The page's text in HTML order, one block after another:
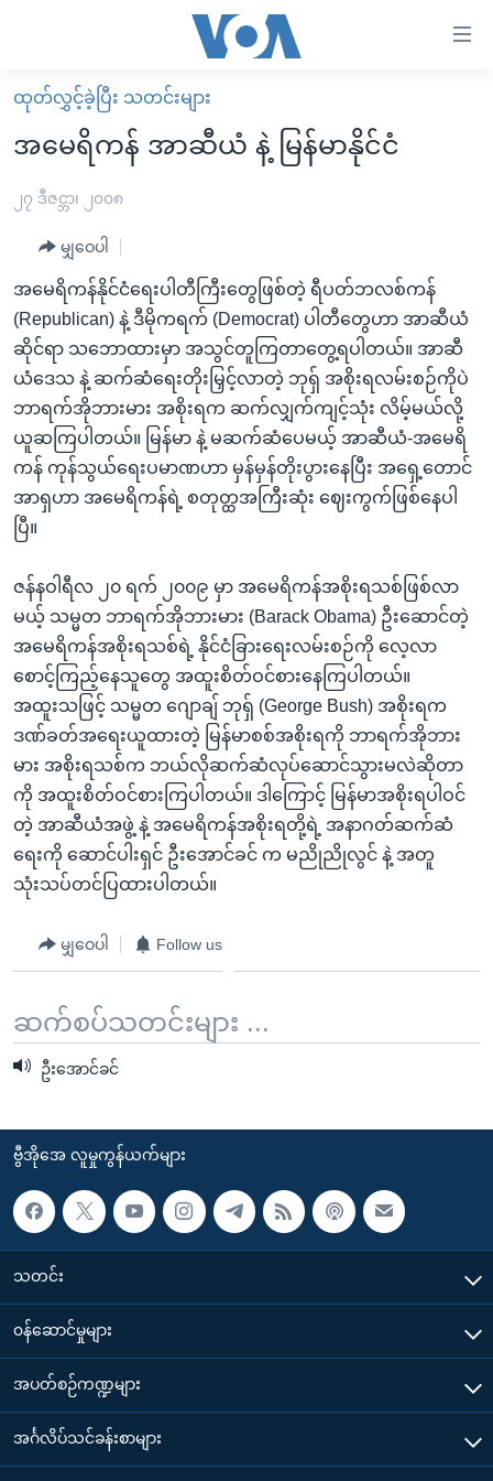
လွယ်ကူ
စေ
Link
များ
ပင်မ
အကြောင်းအရာ
သို့
ကျော်
ကြည့်
ရန်
ပင်မ
အ
ညွန်း
သို့
ကျော်
ကြည့်
ရန်
ရှာဖွေ
ရန်
နေရာ
သို့
ကျော်
ရန်
မူလစာမျက်နှာ
မြန်မာ
ကမ္ဘာ့သတင်းများ
နိုင်ငံတကာ
အမေရိကန်
တရုတ်
အစ္စရေး-ပါလက်စတိုင်း
သတင်းလွတ်လပ်ခွင့်
ရပ်ဝန်းတခု လမ်းတခု အလွန်
အင်္ဂလိပ်စာလေ့လာမယ်
အမေရိကန်သုံးအီဒီယံ
မကြေးမုံရဲ့ အင်္ဂလိပ်စာ
ရုပ်ရှင်ထဲက အင်္ဂလိပ်စာ
သုတပဒေသာ အင်္ဂလိပ်စာ
အပတ်စဉ်ကဏ္ဍများ
ရေဒီယို
တီဗွီ
ရေဒီယိုနှင့်ရုပ်သံ အချက်အလက်များ
ရေဒီယို/တီဗွီအစီအစဉ်
Learning English
ဗွီအိုအေ လူမှုကွန်ယက်များ
ဘာသာစကားများ
ထုတ်လွှင့်ခဲ့ပြီး သတင်းများ
အမေရိကန် အာဆီယံ နဲ့ မြန်မာနိုင်ငံ
၂၇ ဒီဇင္ဘာ၊ ၂၀၀၈
မျှဝေပါ
အမေရိကန်နိုင်ငံရေးပါတီကြီးတွေဖြစ်တဲ့ ရီပတ်ဘလစ်ကန်
(Republican) နဲ့ ဒီမိုကရက် (Democrat) ပါတီတွေဟာ အာဆီယံ
ဆိုင်ရာ သဘောထားမှာ အသွင်တူကြတာတွေ့ရပါတယ်။ အာဆီ
ယံဒေသ နဲ့ ဆက်ဆံရေးတိုးမြှင့်လာတဲ့ ဘုရှ် အစိုးရလမ်းစဉ်ကိုပဲ
ဘာရက်အိုဘားမား အစိုးရက ဆက်လျှက်ကျင့်သုံး လိမ့်မယ်လို့
ယူဆကြပါတယ်။ မြန်မာ နဲ့ မဆက်ဆံပေမယ့် အာဆီယံ-အမေရိ
ကန် ကုန်သွယ်ရေးပမာဏဟာ မှန်မှန်တိုးပွားနေပြီး အရှေ့တောင်
အာရှဟာ အမေရိကန်ရဲ့ စတုတ္ထအကြီးဆုံး ဈေးကွက်ဖြစ်နေပါ
ပြီ။
ဇန်နဝါရီလ ၂၀ ရက် ၂၀၀၉ မှာ အမေရိကန်အစိုးရသစ်ဖြစ်လာ
မယ့် သမ္မတ ဘာရက်အိုဘားမား (Barack Obama) ဦးဆောင်တဲ့
အမေရိကန်အစိုးရသစ်ရဲ့ နိုင်ငံခြားရေးလမ်းစဉ်ကို လေ့လာ
စောင့်ကြည့်နေသူတွေ အထူးစိတ်ဝင်စားနေကြပါတယ်။
အထူးသဖြင့် သမ္မတ ဂျောချ် ဘုရှ် (George Bush) အစိုးရက
ဒဏ်ခတ်အရေးယူထားတဲ့ မြန်မာစစ်အစိုးရကို ဘာရက်အိုဘား
မား အစိုးရသစ်က ဘယ်လိုဆက်ဆံလုပ်ဆောင်သွားမလဲဆိုတာ
ကို အထူးစိတ်ဝင်စားကြပါတယ်။ ဒါကြောင့် မြန်မာအစိုးရပါဝင်
တဲ့ အာဆီယံအဖွဲ့ နဲ့ အမေရိကန်အစိုးရတို့ရဲ့ အနာဂတ်ဆက်ဆံ
ရေးကို ဆောင်ပါးရှင် ဦးအောင်ခင် က မညိုညိုလွင် နဲ့ အတူ
သုံးသပ်တင်ပြထားပါတယ်။
မျှဝေပါ Follow us
ဆက်စပ်သတင်းများ ...
ဦးအောင်ခင်
ဗွီအိုအေ လူမှုကွန်ယက်များ
သတင်း
၀န်ဆောင်မှုများ
အပတ်စဉ်ကဏ္ဍများ
အင်္ဂလိပ်သင်ခန်းစာများ